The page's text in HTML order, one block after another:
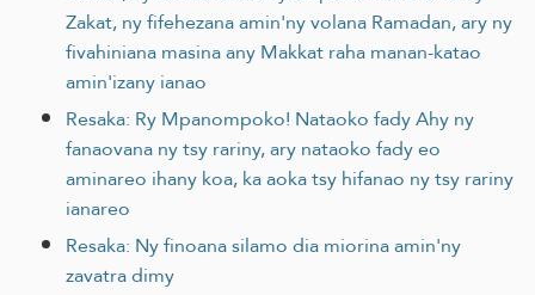
Zakat, ny fifehezana amin'ny volana Ramadan, ary ny
fivahiniana masina any Makkat raha manan-katao
amin'izany ianao
Resaka: Ry Mpanompoko! Nataoko fady Ahy ny
fanaovana ny tsy rariny, ary nataoko fady eo
aminareo ihany koa, ka aoka tsy hifanao ny tsy rariny
ianareo
Resaka: Ny finoana silamo dia miorina amin'ny
zavatra dimy